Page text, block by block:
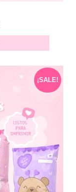
¡SALE!